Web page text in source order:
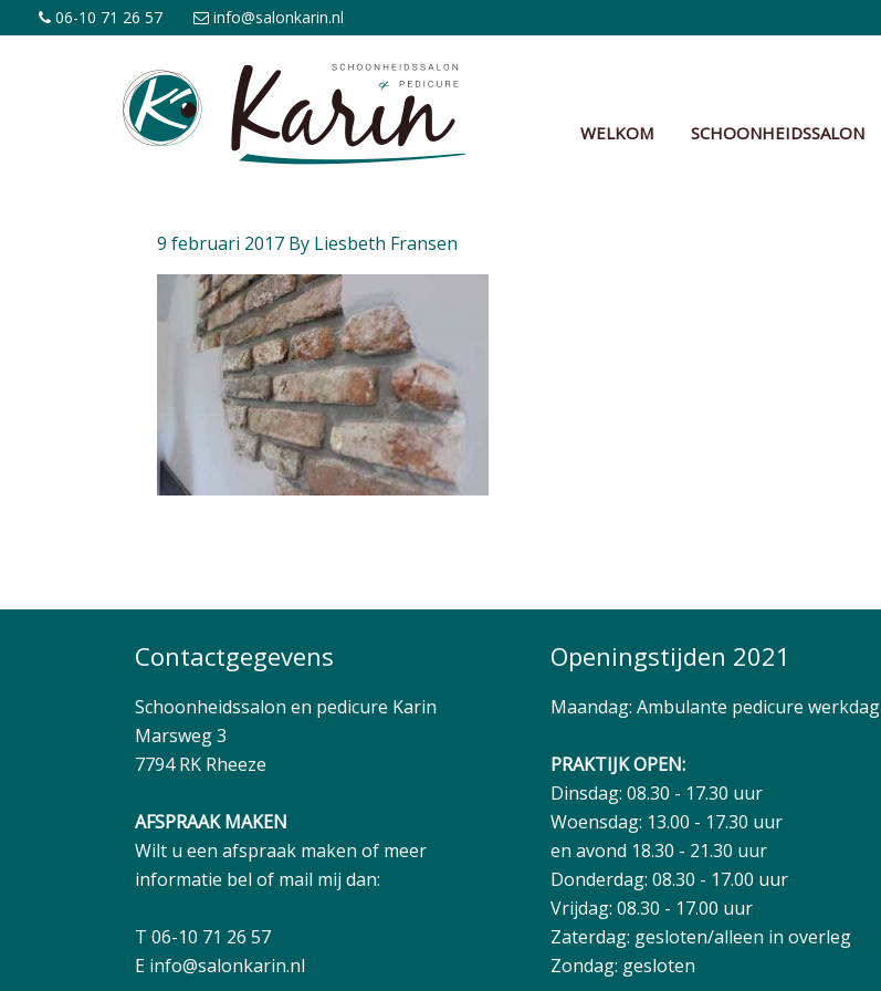
06-10 71 26 57 info@salonkarin.nl
WELKOM SCHOONHEIDSSALON
9 februari 2017 By Liesbeth Fransen
Contactgegevens
Schoonheidssalon en pedicure Karin
Marsweg 3
7794 RK Rheeze
AFSPRAAK MAKEN
Wilt u een afspraak maken of meer
informatie bel of mail mij dan:
T 06-10 71 26 57
E info@salonkarin.nl
Openingstijden 2021
Maandag: Ambulante pedicure werkdag
PRAKTIJK OPEN:
Dinsdag: 08.30 - 17.30 uur
Woensdag: 13.00 - 17.30 uur
en avond 18.30 - 21.30 uur
Donderdag: 08.30 - 17.00 uur
Vrijdag: 08.30 - 17.00 uur
Zaterdag: gesloten/alleen in overleg
Zondag: gesloten